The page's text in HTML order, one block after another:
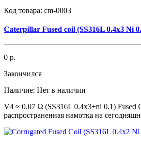
Код товара: cm-0003
Caterpillar Fused coil (SS316L 0.4x3 Ni
0 р.
Закончился
Наличие: Нет в наличии
V4 ≈ 0.07 Ω (SS316L 0.4x3+ni 0.1) Fused
распространенная намотка на